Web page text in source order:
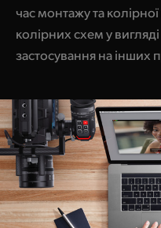
час монтажу та
колірних схем у
застосування на інших